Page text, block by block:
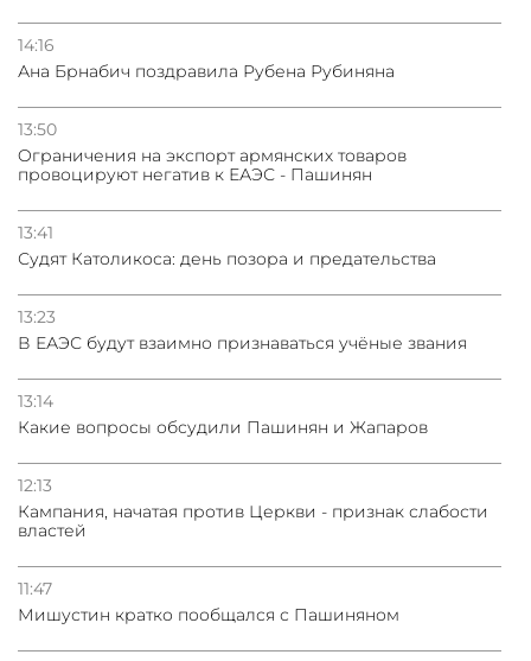
14:16
Ана Брнабич поздравила Рубена Рубиняна
13:50
Oграничения на экспорт армянских товаров
провоцируют негатив к ЕАЭС - Пашинян
13:41
Судят Католикоса: день позора и предательства
13:23
В ЕАЭС будут взаимно признаваться учёные звания
13:14
Какие вопросы обсудили Пашинян и Жапаров
12:13
Кампания, начатая против Церкви - признак слабости
властей
11:47
Мишустин кратко пообщался с Пашиняном